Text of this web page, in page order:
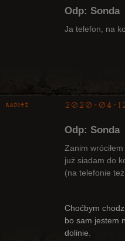
Odp: Sonda
Ja telefon, na
Raditz 2020-04-
Odp: Sonda
Zanim
już siadam do
(na telefonie też
Choćbym
bo sam jestem
dolinie.